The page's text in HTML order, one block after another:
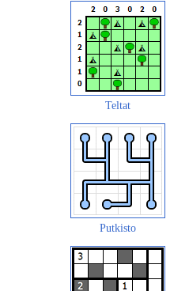
Teltat
Putkisto